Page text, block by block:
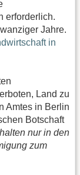
erforderlich.
Jahre.
in
Land zu
Amtes in Berlin
Botschaft
nur in den
zum